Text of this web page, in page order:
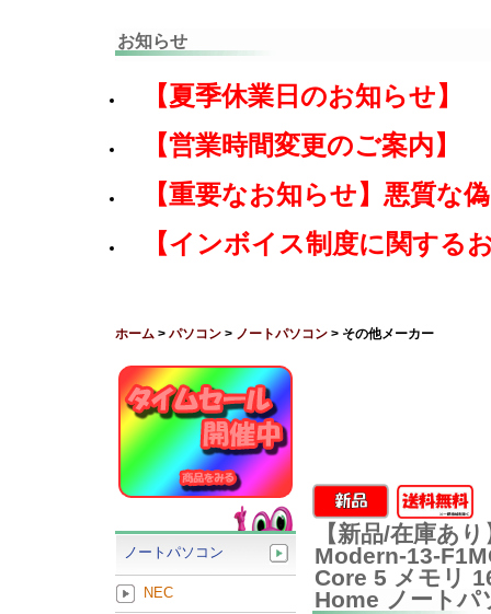
お知らせ
【夏季休業日のお知らせ】
【営業時間変更のご案内】
【重要なお知らせ】悪質な
【インボイス制度に関する
ホーム > パソコン > ノートパソコン > その他メーカー
【新品/在庫あ
Modern-13-
Core 5 メモリ
Home ノートパ
ノートパソコン
NEC